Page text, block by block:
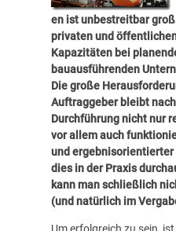
en ist unbestreitbar
privaten und
Kapazitäten bei
bauausführenden
Die große
Auftraggeber bleibt
Durchführung nicht nur
vor allem auch
und ergebnisorientierter
dies in der Praxis
kann man schließlich
(und natürlich im